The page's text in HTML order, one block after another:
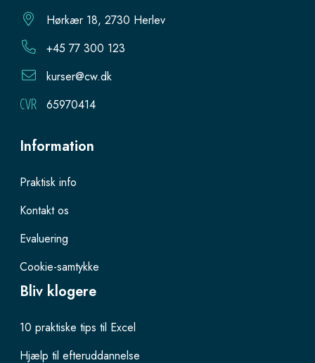
Hørkær 18, 2730 Herlev
+45 77 300 123
kurser@cw.dk
65970414
Information
Praktisk info
Kontakt os
Evaluering
Cookie-samtykke
Bliv klogere
10 praktiske tips til Excel
Hjælp til efteruddannelse